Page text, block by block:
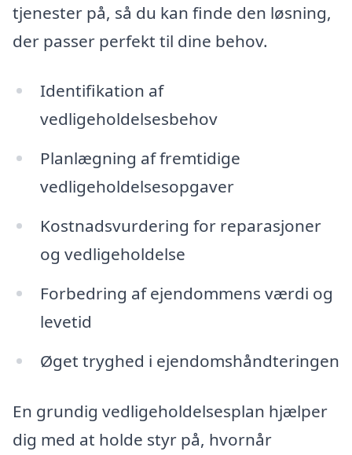
tjenester på, så du kan finde den løsning,
der passer perfekt til dine behov.
Identifikation af
vedligeholdelsesbehov
Planlægning af fremtidige
vedligeholdelsesopgaver
Kostnadsvurdering for reparasjoner
og vedligeholdelse
Forbedring af ejendommens værdi og
levetid
Øget tryghed i ejendomshåndteringen
En grundig vedligeholdelsesplan hjælper
dig med at holde styr på, hvornår